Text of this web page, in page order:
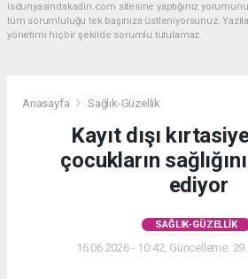
isdunyasindakadin.com sitesine yaptığınız
tüm sorumluluğu tek başınıza üstleniyorsunuz.
yönetimi hiçbir şekilde sorumlu tutulamaz.
Anasayfa Sağlık-Güzellik
Kayıt dışı
çocukların
ediyor
SAĞLIK-GÜZELLIK
16.06.2026 - 10:42, Güncelleme: